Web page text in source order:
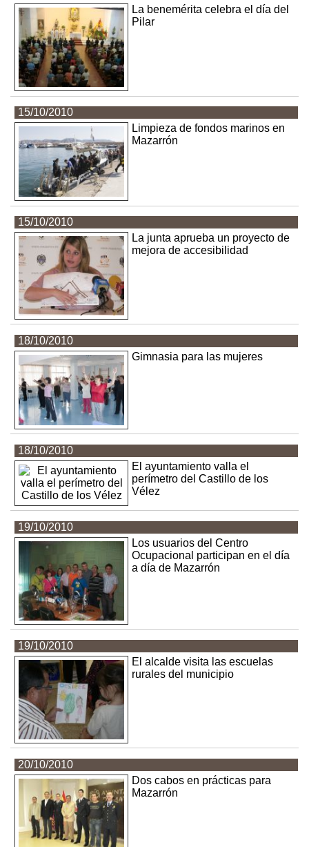
La benemérita celebra el día del
Pilar
15/10/2010
Limpieza de fondos marinos en
Mazarrón
15/10/2010
La junta aprueba un proyecto de
mejora de accesibilidad
18/10/2010
Gimnasia para las mujeres
18/10/2010
El ayuntamiento valla el
perímetro del Castillo de los
Vélez
19/10/2010
Los usuarios del Centro
Ocupacional participan en el día
a día de Mazarrón
19/10/2010
El alcalde visita las escuelas
rurales del municipio
20/10/2010
Dos cabos en prácticas para
Mazarrón